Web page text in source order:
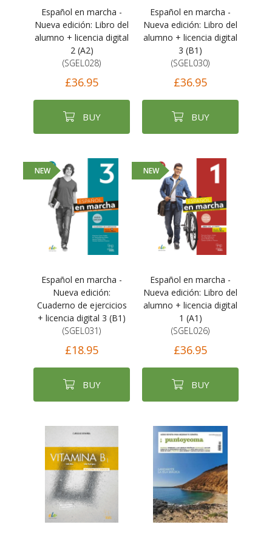
Español en marcha -
Nueva edición: Libro del
alumno + licencia digital
2 (A2)
(SGEL028)
£36.95
BUY
Español en marcha -
Nueva edición: Libro del
alumno + licencia digital
3 (B1)
(SGEL030)
£36.95
BUY
NEW
Español en marcha -
Nueva edición:
Cuaderno de ejercicios
+ licencia digital 3 (B1)
(SGEL031)
£18.95
BUY
NEW
Español en marcha -
Nueva edición: Libro del
alumno + licencia digital
1 (A1)
(SGEL026)
£36.95
BUY